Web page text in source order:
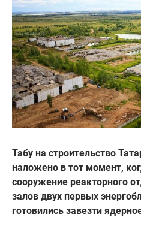
Табу на строительство
наложено в тот момент,
сооружение реакторного
залов двух первых
готовились завезти